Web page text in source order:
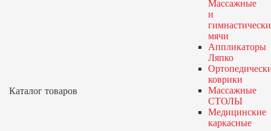
Каталог товаров
Массажные
и
мячи
Аппликаторы
Ляпко
коврики
Массажные
СТОЛЫ
Медицинские
каркасные